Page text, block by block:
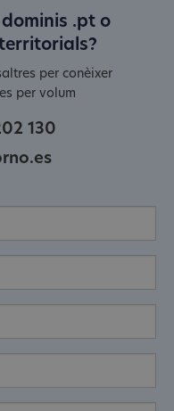
.pt o
per conèixer
per volum
130